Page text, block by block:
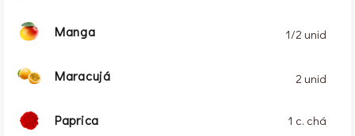
Manga 1/2 unid
Maracujá 2 unid
Paprica 1 c. chá